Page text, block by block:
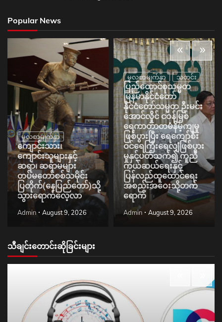
Popular News
မူလစာမျက်နှာ
ကျောင်းသား၊
ကျောင်းသူများနှင့်
ဆရာ၊ ဆရာမများ
တပ်မတော်စစ်သမိုင်း
ပြတိုက်(နေပြည်တော်)သို့
သွားရောက်လေ့လာ
Admin August 9, 2026
မူလစာမျက်နှာ သတင်း
ပြည်ထောင်စုသမ္မတ
မြန်မာနိုင်ငံတော်
နိုင်ငံတော်သမ္မတ ဦးမင်း
အောင်လှိုင် ငဝန်မြစ်
ရေကာတာတမံနိမ့်ကျမှု
ဖြစ်ပွားပြီး ရေကျော်စီး
ဝင်ရေကြီးရေလျှံဖြစ်ပွား
မှုနှင့်ပတ်သက်၍ ကူညီ
ကယ်ဆယ်ရေးနှင့်
ပြန်လည်ထူထောင်ရေး
အစည်းအဝေးသို့တက်
ရောက်
Admin August 9, 2026
သီချင်းတောင်းဆိုခြင်းများ